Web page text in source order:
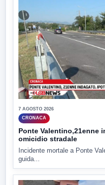
7 AGOSTO 2026
CRONACA
Ponte Valentino,21enne
omicidio stradale
Incidente mortale a Ponte
guida...